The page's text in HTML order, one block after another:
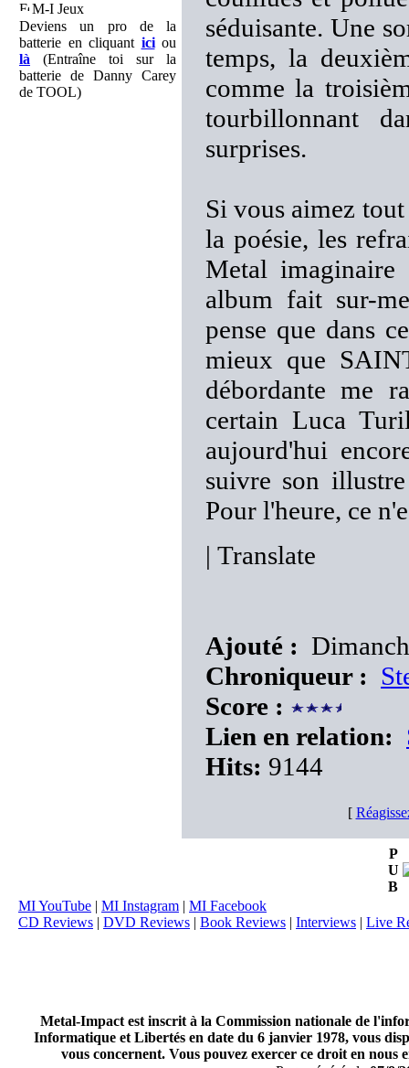
M-I Jeux
Deviens un pro de la
batterie en cliquant iciou
là (Entraîne toi sur la
batterie de Danny Carey
de TOOL)
séduisante. Une
temps, la
comme la
tourbillonnant
surprises.
Si vous aimez
la poésie, les
Metal imaginaire
album fait sur-
pense que dans
mieux que
débordante me
certain Luca
aujourd'hui
suivre son
Pour l'heure, ce
| Translate
Ajouté :
Chroniqueur :
Score :
Lien en relation:
Hits: 9144
[
P
U
B
MI YouTube | MI Instagram | MI Facebook
CD Reviews | DVD Reviews | Book Reviews | Interviews | Live
Metal-Impact est inscrit à la Commission nationale de
Informatique et Libertés en date du 6 janvier 1978, vous
vous concernent. Vous pouvez exercer ce droit en